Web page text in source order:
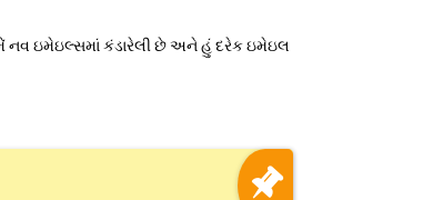
નવ ઇમેઇલ્સમાં કંડારેલી છે અને હું દરેક ઇમેઇલ